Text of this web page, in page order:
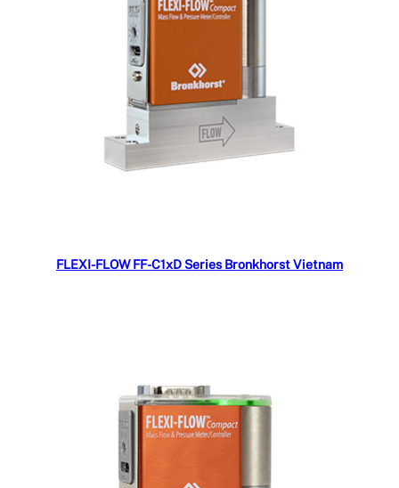
Đọc tiếp
FLEXI-FLOW FF-C1xD Series Bronkhorst Vietnam